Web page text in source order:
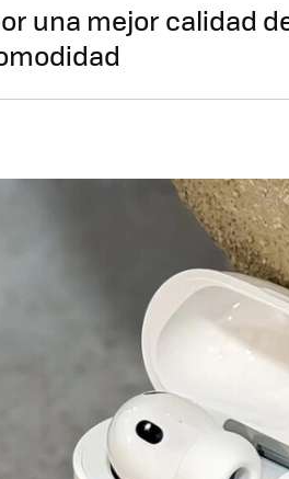
una mejor calidad